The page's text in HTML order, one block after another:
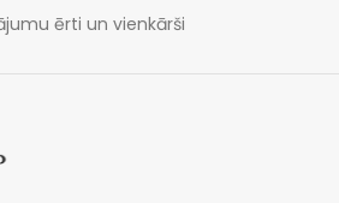
ērti un vienkārši